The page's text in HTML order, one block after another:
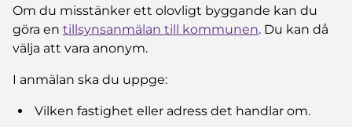
Om du misstänker ett olovligt byggande kan du
göra en tillsynsanmälan till kommunen. Du kan då
välja att vara anonym.
I anmälan ska du uppge:
Vilken fastighet eller adress det handlar om.